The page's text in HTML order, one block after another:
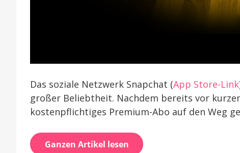
Das soziale Netzwerk Snapchat (App Store-Link
großer Beliebtheit. Nachdem bereits vor
kostenpflichtiges Premium-Abo auf den Weg
Ganzen Artikel lesen